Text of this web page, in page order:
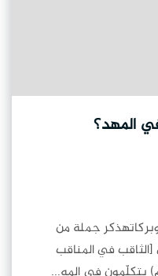
المهد؟
جملة من
في المناقب